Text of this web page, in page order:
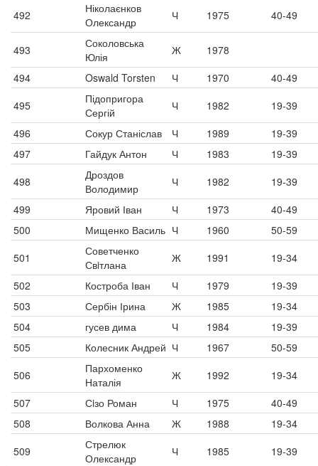
492
Ніколаєнков
Олександр
Ч 1975 40-49
493
Соколовська
Юлія
Ж
1978
494
Oswald Torsten Ч 1970
40-49
495
Підопригора
Сергій
Ч 1982
19-39
496
Сокур Станіслав Ч 1989
19-39
497
Гайдук Антон Ч 1983
19-39
498
Дроздов
Володимир
Ч 1982
19-39
499
Яровий Іван Ч 1973
40-49
500
Мищенко Василь Ч 1960
50-59
501
Советченко
Свiтлана
Ж 1991
19-34
502
Костроба Іван Ч 1979
19-39
503
Сербін Ірина Ж 1985
19-34
504
гусев дима Ч 1984
19-39
505
Колесник Андрей Ч 1967
50-59
506
Пархоменко
Наталія
Ж 1992
19-34
507
Сiзо Роман Ч 1975
40-49
508
Волкова Анна Ж 1988
19-34
509
Стрелюк
Олександр
Ч 1985 19-39